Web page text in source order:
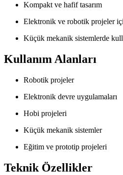
Kompakt ve hafif tasarım
Elektronik ve robotik projeler
Küçük mekanik sistemlerde
Kullanım Alanları
Robotik projeler
Elektronik devre uygulamaları
Hobi projeleri
Küçük mekanik sistemler
Eğitim ve prototip projeleri
Teknik Özellikler